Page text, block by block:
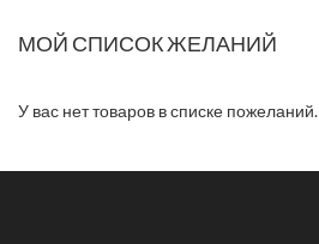
МОЙ СПИСОК ЖЕЛАНИЙ
У вас нет товаров в списке пожеланий.